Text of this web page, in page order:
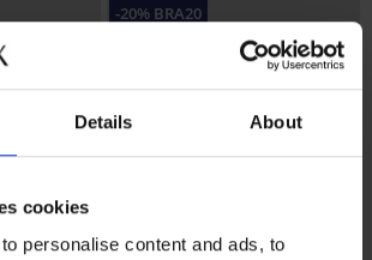
Details About
cookies
personalise content and ads, to
Grace
-20% BRA20
4,9
Сутиен Maia 4D Soft Control
40,99 €(80,17 лв.)